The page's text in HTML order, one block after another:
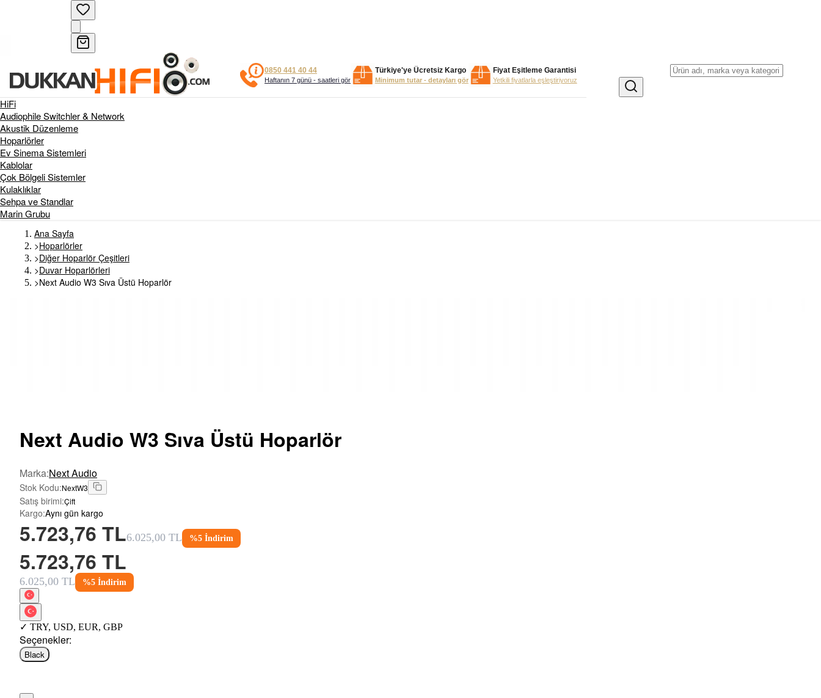
0850 441 40 44
Haftanın 7 günü - saatleri gör
Türkiye'ye Ücretsiz Kargo
Minimum tutar - detayları gör
Fiyat Eşitleme Garantisi
Yetkili fiyatlarla eşleştiriyoruz
HiFi
Audiophile Switchler & Network
Akustik Düzenleme
Hoparlörler
Ev Sinema Sistemleri
Kablolar
Çok Bölgeli Sistemler
Kulaklıklar
Sehpa ve Standlar
Marin Grubu
Ana Sayfa
>Hoparlörler
>Diğer Hoparlör Çeşitleri
>Duvar Hoparlörleri
>Next Audio W3 Sıva Üstü Hoparlör
Next Audio W3 Sıva Üstü Hoparlör
Marka:Next Audio
Stok Kodu:NextW3
Satış birimi:Çift
Kargo:Aynı gün kargo
5.723,76 TL6.025,00 TL %5 İndirim
5.723,76 TL
6.025,00 TL %5 İndirim
✓ TRY, USD, EUR, GBP
Seçenekler:
Black